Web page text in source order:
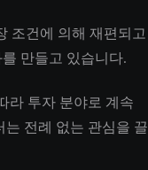
조건에 의해 재편되고
만들고 있습니다.
라 투자 분야로 계속
전례 없는 관심을 끌